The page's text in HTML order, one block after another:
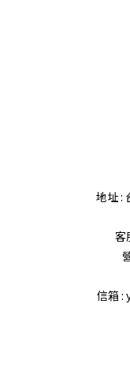
地址 :
客
信箱 :